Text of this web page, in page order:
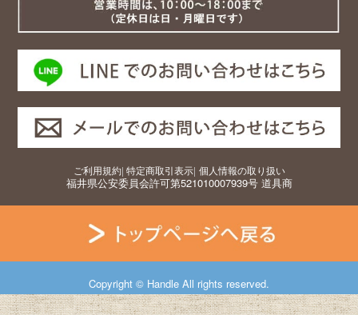
ご利用規約| 特定商取引表示| 個人情報の取り扱い
福井県公安委員会許可第521010007939号 道具商
Copyright © Handle All rights reserved.